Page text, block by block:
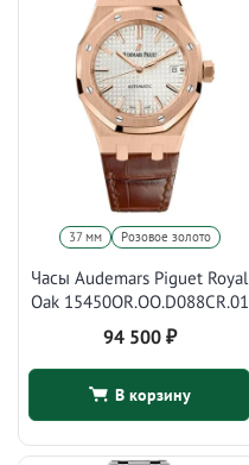
37 мм Розовое золото
Часы Audemars Piguet Royal
Oak 15450OR.OO.D088CR.01
94 500 ₽
В корзину